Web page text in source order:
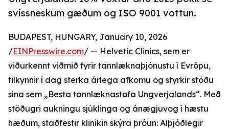
svissneskum gæðum og ISO 9001 vottun.
BUDAPEST, HUNGARY, January 10, 2026
/EINPresswire.com/ -- Helvetic Clinics, sem er
viðurkennt viðmið fyrir tannlæknaþjónustu í Evrópu,
tilkynnir í dag sterka árlega afkomu og styrkir stöðu
sína sem „Besta tannlæknastofa Ungverjalands“. Með
stöðugri aukningu sjúklinga og ánægjuvog í hæstu
hæðum, staðfestir kliníkin skýra þróun: Alþjóðlegir